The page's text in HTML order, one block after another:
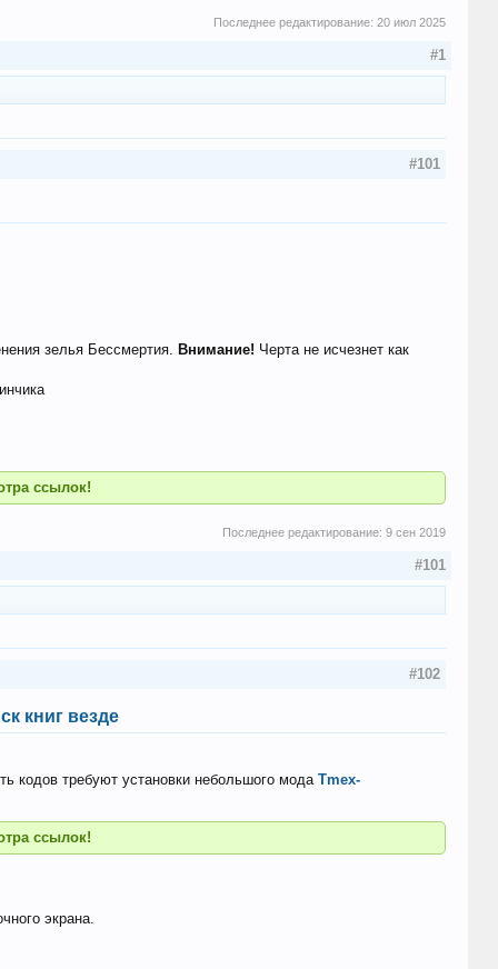
Последнее редактирование:20 июл 2025
#1
#101
зелья Бессмертия. Внимание! Черта не исчезнет как
ссылок!
Последнее редактирование:9 сен 2019
#101
#102
книг везде
кодов требуют установки небольшого мода Tmex-
ссылок!
экрана.